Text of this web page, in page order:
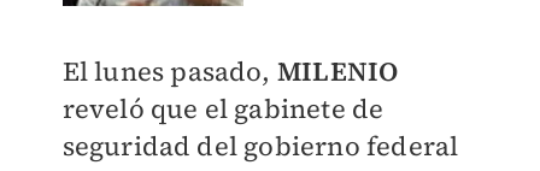
El lunes pasado, MILENIO
reveló que el gabinete de
seguridad del gobierno federal